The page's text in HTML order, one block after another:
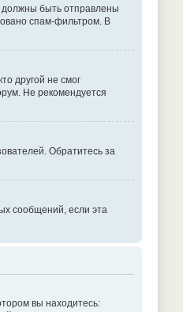
должны быть отправлены
спам-фильтром. В
другой не смог
Не рекомендуется
Обратитесь за
сообщений, если эта
вы находитесь: